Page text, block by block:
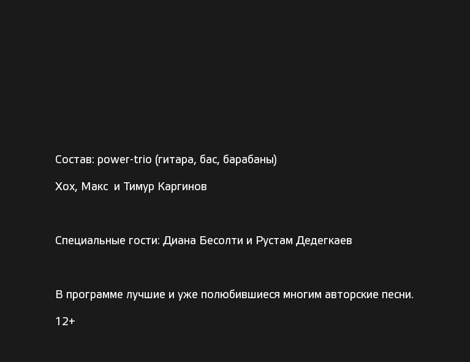
Состав: power-trio (гитара, бас, барабаны)
Хох, Макс и Тимур Каргинов
Специальные гости: Диана Бесолти и Рустам Дедегкаев
В программе лучшие и уже полюбившиеся многим авторские песни.
12+